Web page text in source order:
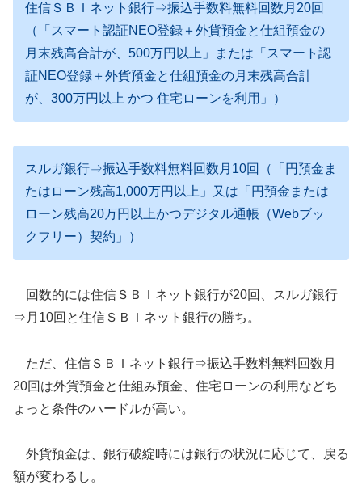
住信ＳＢＩネット銀行⇒振込手数料無料回数月20回
（「スマート認証NEO登録＋外貨預金と仕組預金の
月末残高合計が、500万円以上」または「スマート認
証NEO登録＋外貨預金と仕組預金の月末残高合計
が、300万円以上 かつ 住宅ローンを利用」）
スルガ銀行⇒振込手数料無料回数月10回（「円預金ま
たはローン残高1,000万円以上」又は「円預金または
ローン残高20万円以上かつデジタル通帳（Webブッ
クフリー）契約」）
回数的には住信ＳＢＩネット銀行が20回、スルガ銀行
⇒月10回と住信ＳＢＩネット銀行の勝ち。
ただ、住信ＳＢＩネット銀行⇒振込手数料無料回数月
20回は外貨預金と仕組み預金、住宅ローンの利用などち
ょっと条件のハードルが高い。
外貨預金は、銀行破綻時には銀行の状況に応じて、戻る
額が変わるし。